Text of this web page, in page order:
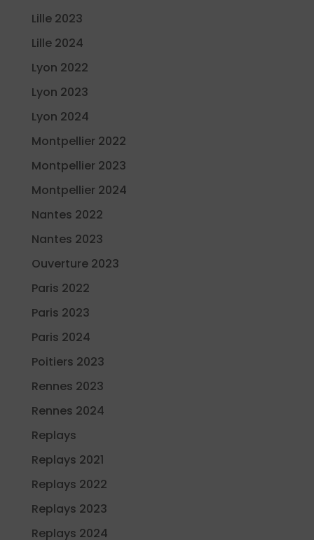
Lille 2023
Lille 2024
Lyon 2022
Lyon 2023
Lyon 2024
Montpellier 2022
Montpellier 2023
Montpellier 2024
Nantes 2022
Nantes 2023
Ouverture 2023
Paris 2022
Paris 2023
Paris 2024
Poitiers 2023
Rennes 2023
Rennes 2024
Replays
Replays 2021
Replays 2022
Replays 2023
Replays 2024